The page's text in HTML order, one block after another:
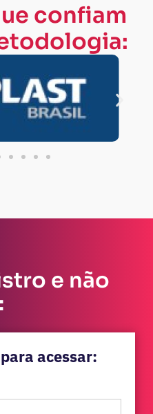
confiam
e não
acessar: